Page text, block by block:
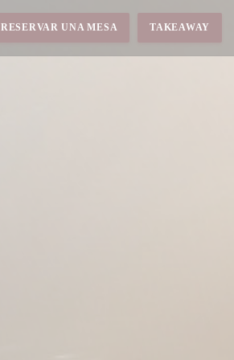
RESERVAR UNA MESA TAKEAWAY